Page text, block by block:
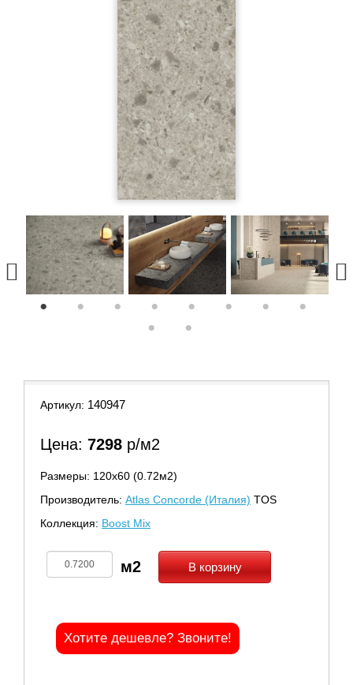
Артикул: 140947
Цена: 7298 р/м2
Размеры: 120х60 (0.72м2)
Производитель: Atlas Concorde (Италия) TOS
Коллекция: Boost Mix
В корзину
Хотите дешевле? Звоните!